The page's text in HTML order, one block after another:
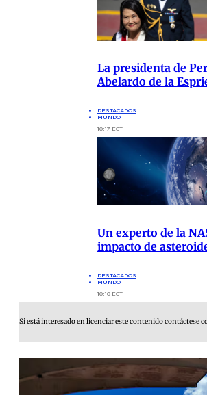
La presidenta de
Abelardo de la
DESTACADOS
MUNDO
10:17 ECT
Un experto de la
impacto de
DESTACADOS
MUNDO
10:10 ECT
Si está interesado en licenciar este contenido contáctese